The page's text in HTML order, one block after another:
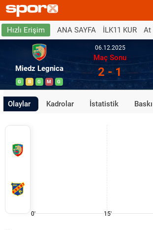
Hızlı Erişim ANA SAYFA İLK11 KUR At
Miedz Legnica
G B G M G
06.12.2025
Maç Sonu
2 - 1
Olaylar Kadrolar İstatistik
0' 15'